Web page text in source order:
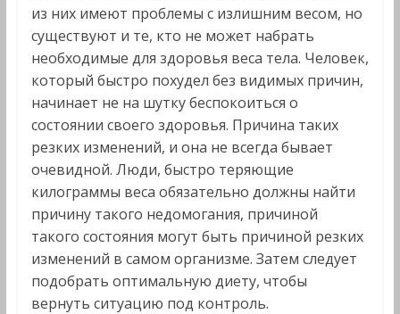
из них имеют проблемы с излишним весом, но
существуют и те, кто не может набрать
необходимые для здоровья веса тела. Человек,
который быстро похудел без видимых причин,
начинает не на шутку беспокоиться о
состоянии своего здоровья. Причина таких
резких изменений, и она не всегда бывает
очевидной. Люди, быстро теряющие
килограммы веса обязательно должны найти
причину такого недомогания, причиной
такого состояния могут быть причиной резких
изменений в самом организме. Затем следует
подобрать оптимальную диету, чтобы
вернуть ситуацию под контроль.